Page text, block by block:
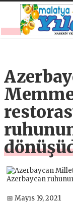
📅 Mayıs 19, 2021